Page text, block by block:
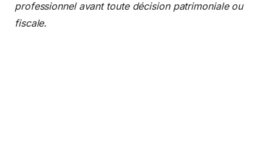
professionnel avant toute décision patrimoniale ou
fiscale.